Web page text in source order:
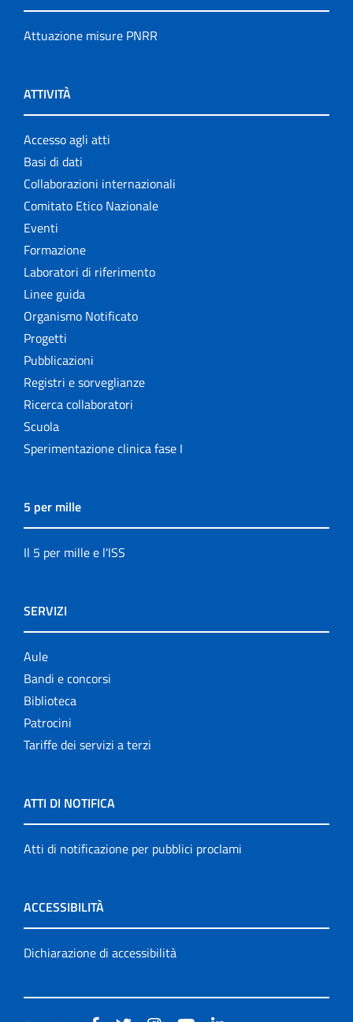
Attuazione misure PNRR
ATTIVITÀ
Accesso agli atti
Basi di dati
Collaborazioni internazionali
Comitato Etico Nazionale
Eventi
Formazione
Laboratori di riferimento
Linee guida
Organismo Notificato
Progetti
Pubblicazioni
Registri e sorveglianze
Ricerca collaboratori
Scuola
Sperimentazione clinica fase I
5 per mille
Il 5 per mille e l'ISS
SERVIZI
Aule
Bandi e concorsi
Biblioteca
Patrocini
Tariffe dei servizi a terzi
ATTI DI NOTIFICA
Atti di notificazione per pubblici proclami
ACCESSIBILITÀ
Dichiarazione di accessibilità